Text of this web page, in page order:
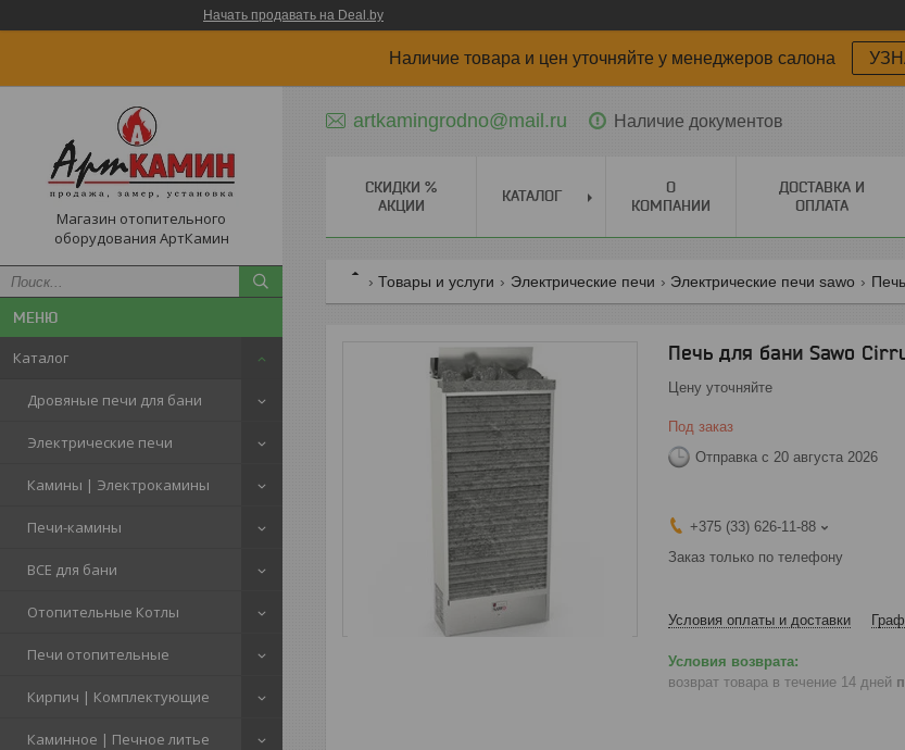
Начать продавать на Deal.by
Наличие товара и цен уточняйте у менеджеров салона
Магазин отопительного
оборудования АртКамин
Каталог
Дровяные печи для бани
Электрические печи
Камины | Электрокамины
Печи-камины
ВСЕ для бани
Отопительные Котлы
Печи отопительные
Кирпич | Комплектующие
Каминное | Печное литье
artkamingrodno@mail.ru Наличие документов
СКИДКИ %
АКЦИИ
КАТАЛОГ
О
КОМПАНИИ
ДОСТАВКА И
ОПЛАТА
Товары и услуги Электрические печи Электрические печи sawo
Печь для бани Sawo
Цену уточняйте
Под заказ
Отправка с 20 августа 2026
+375 (33) 626-11-88
Заказ только по телефону
Условия оплаты и доставки
возврат товара в течение 14 дней